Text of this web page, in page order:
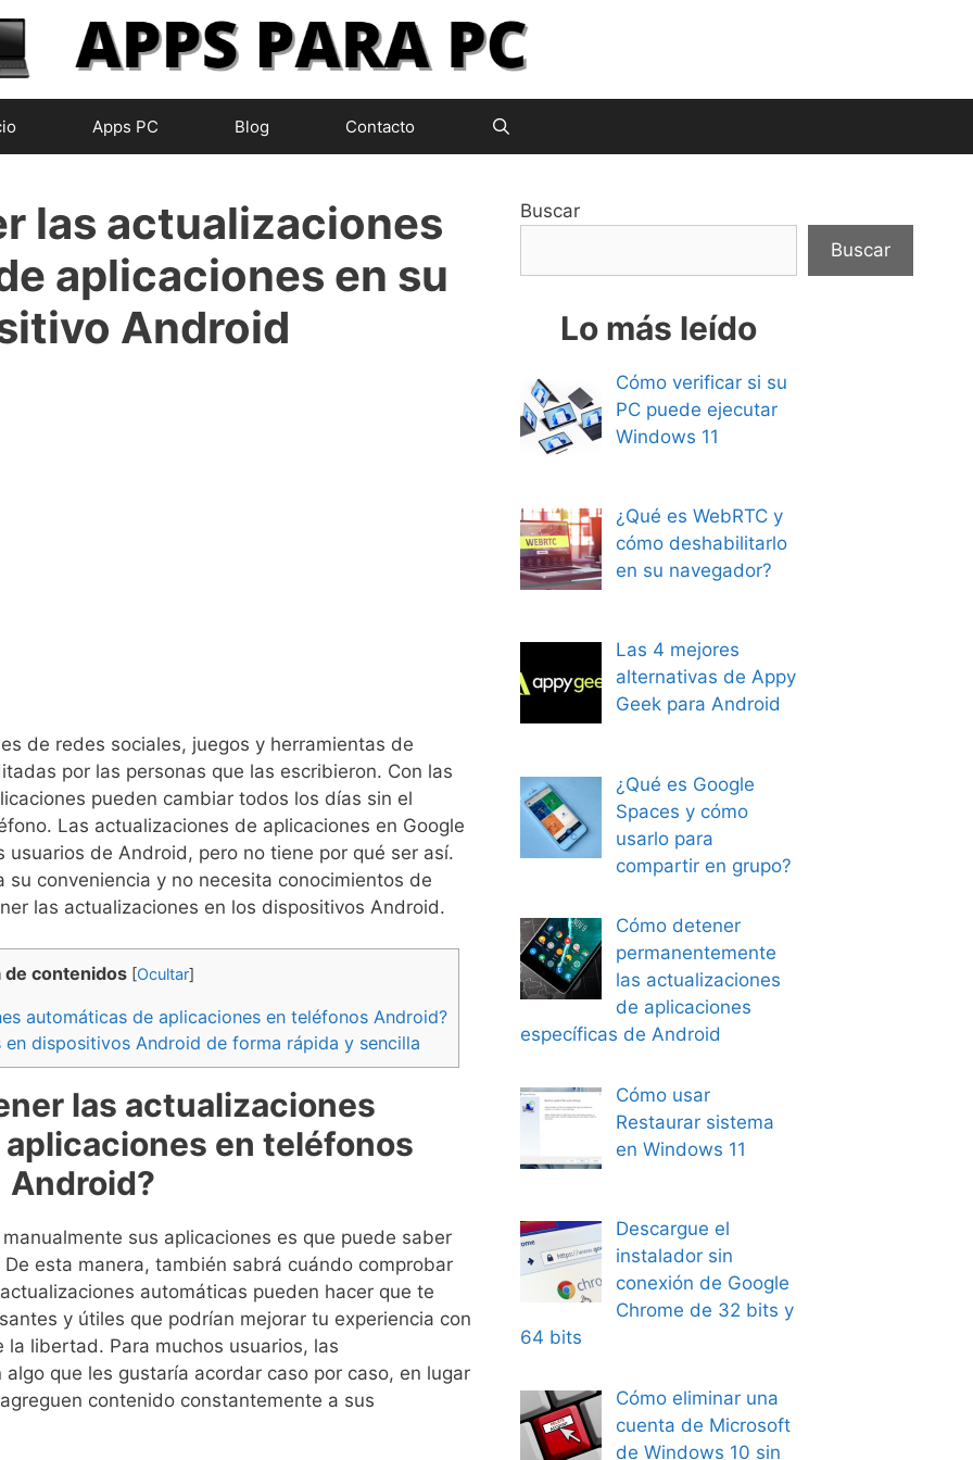
Apps PC Blog Contacto
las actualizaciones
aplicaciones en su
Android
de redes sociales, juegos y herramientas de
por las personas que las escribieron. Con las
pueden cambiar todos los días sin el
Las actualizaciones de aplicaciones en Google
usuarios de Android, pero no tiene por qué ser así.
conveniencia y no necesita conocimientos de
las actualizaciones en los dispositivos Android.
de contenidos [Ocultar]
automáticas de aplicaciones en teléfonos Android?
dispositivos Android de forma rápida y sencilla
las actualizaciones
en teléfonos
Android?
sus aplicaciones es que puede saber
esta manera, también sabrá cuándo comprobar
automáticas pueden hacer que te
y útiles que podrían mejorar tu experiencia con
libertad. Para muchos usuarios, las
que les gustaría acordar caso por caso, en lugar
contenido constantemente a sus
Buscar
Buscar
Lo más leído
Cómo verificar si su
PC puede ejecutar
Windows 11
¿Qué es WebRTC y
cómo deshabilitarlo
en su navegador?
Las 4 mejores
alternativas de Appy
Geek para Android
¿Qué es Google
Spaces y cómo
usarlo para
compartir en grupo?
Cómo detener
permanentemente
las actualizaciones
de aplicaciones
específicas de Android
Cómo usar
Restaurar sistema
en Windows 11
Descargue el
instalador sin
conexión de Google
Chrome de 32 bits y
64 bits
Cómo eliminar una
cuenta de Microsoft
de Windows 10 sin